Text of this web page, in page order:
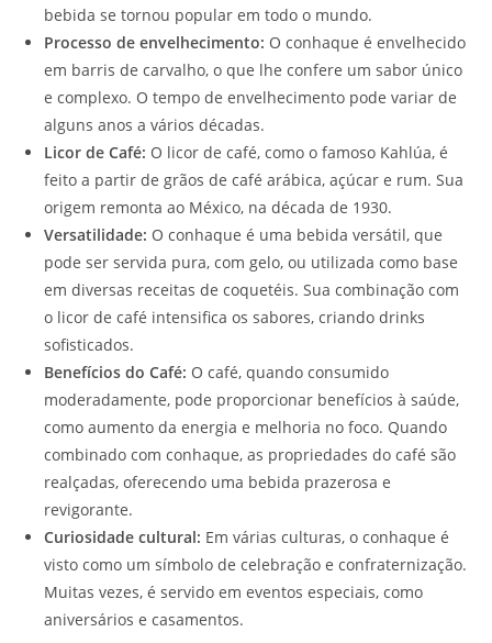
bebida se tornou popular em todo o mundo.
Processo de envelhecimento: O conhaque é envelhecido
em barris de carvalho, o que lhe confere um sabor único
e complexo. O tempo de envelhecimento pode variar de
alguns anos a vários décadas.
Licor de Café: O licor de café, como o famoso Kahlúa, é
feito a partir de grãos de café arábica, açúcar e rum. Sua
origem remonta ao México, na década de 1930.
Versatilidade: O conhaque é uma bebida versátil, que
pode ser servida pura, com gelo, ou utilizada como base
em diversas receitas de coquetéis. Sua combinação com
o licor de café intensifica os sabores, criando drinks
sofisticados.
Benefícios do Café: O café, quando consumido
moderadamente, pode proporcionar benefícios à saúde,
como aumento da energia e melhoria no foco. Quando
combinado com conhaque, as propriedades do café são
realçadas, oferecendo uma bebida prazerosa e
revigorante.
Curiosidade cultural: Em várias culturas, o conhaque é
visto como um símbolo de celebração e confraternização.
Muitas vezes, é servido em eventos especiais, como
aniversários e casamentos.